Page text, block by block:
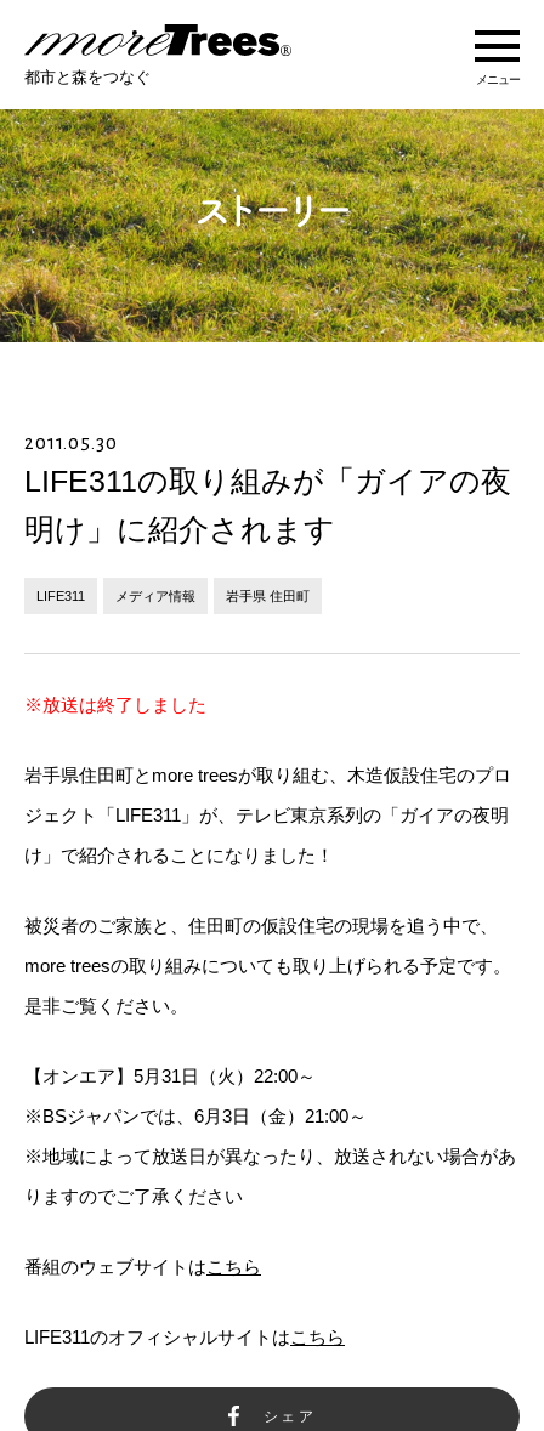
more trees
都市と森をつなぐ メニュー
more treesについて
活動紹介
活動地域
あなたにできること
お問い合わせ
2011.05.30
LIFE311の取り組みが「ガイアの夜
明け」に紹介されます
LIFE311 メディア情報 岩手県 住田町
※放送は終了しました
岩手県住田町とmore treesが取り組む、木造仮設住宅のプロ
ジェクト「LIFE311」が、テレビ東京系列の「ガイアの夜明
け」で紹介されることになりました！
被災者のご家族と、住田町の仮設住宅の現場を追う中で、
more treesの取り組みについても取り上げられる予定です。
是非ご覧ください。
【オンエア】5月31日（火）22:00～
※BSジャパンでは、6月3日（金）21:00～
※地域によって放送日が異なったり、放送されない場合があ
りますのでご了承ください
番組のウェブサイトはこちら
LIFE311のオフィシャルサイトはこちら
シェア